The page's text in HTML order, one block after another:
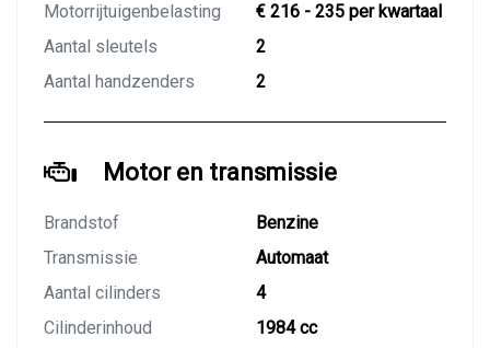
Motorrijtuigenbelasting
€ 216 - 235 per kwartaal
Aantal sleutels
2
Aantal handzenders
2
Motor en transmissie
Brandstof
Benzine
Transmissie
Automaat
Aantal cilinders
4
Cilinderinhoud
1984 cc